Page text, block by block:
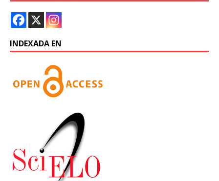
INDEXADA EN